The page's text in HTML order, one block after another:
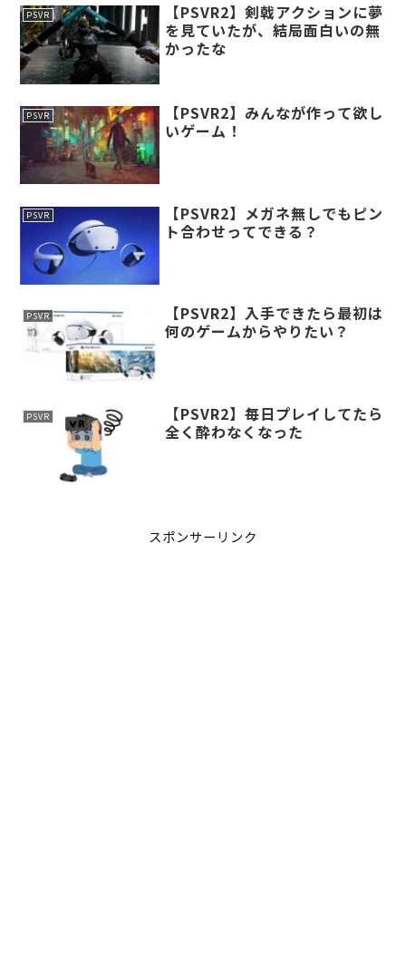
PSVR
【PSVR2】剣戟アクションに夢
を見ていたが、結局面白いの無
かったな
PSVR
【PSVR2】みんなが作って欲し
いゲーム！
PSVR
【PSVR2】メガネ無しでもピン
ト合わせってできる？
PSVR
【PSVR2】入手できたら最初は
何のゲームからやりたい？
PSVR
【PSVR2】毎日プレイしてたら
全く酔わなくなった
スポンサーリンク